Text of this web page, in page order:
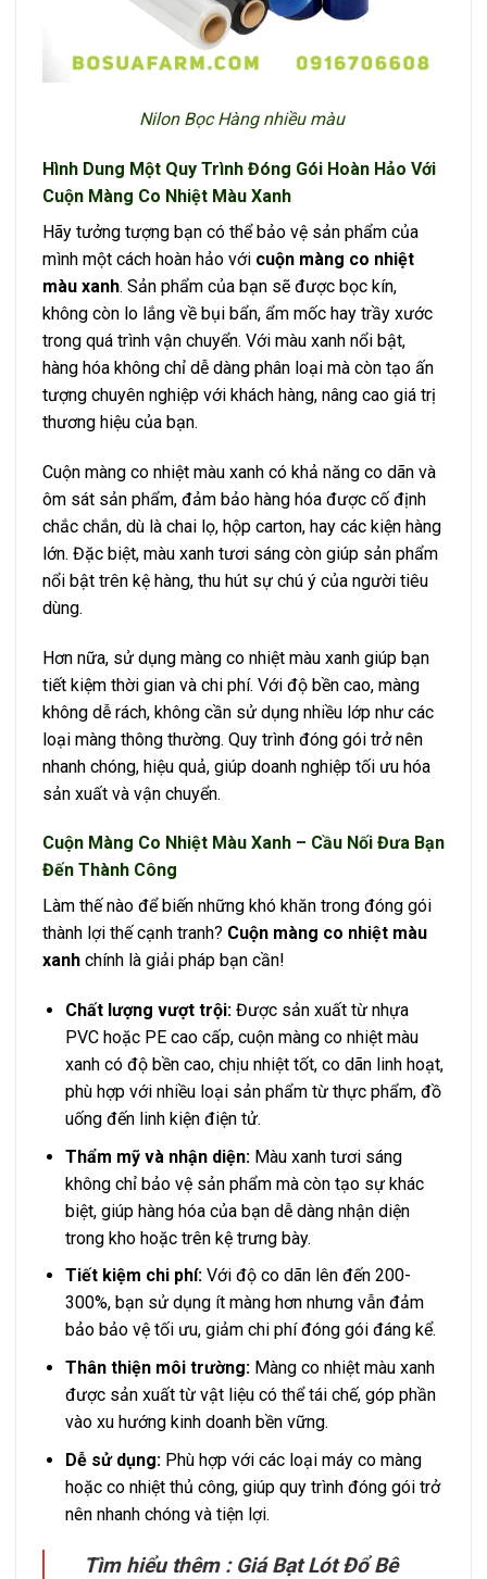
Nilon Bọc Hàng nhiều màu
Hình Dung Một Quy Trình Đóng Gói Hoàn Hảo Với
Cuộn Màng Co Nhiệt Màu Xanh
Hãy tưởng tượng bạn có thể bảo vệ sản phẩm của
mình một cách hoàn hảo với cuộn màng co nhiệt
màu xanh. Sản phẩm của bạn sẽ được bọc kín,
không còn lo lắng về bụi bẩn, ẩm mốc hay trầy xước
trong quá trình vận chuyển. Với màu xanh nổi bật,
hàng hóa không chỉ dễ dàng phân loại mà còn tạo ấn
tượng chuyên nghiệp với khách hàng, nâng cao giá trị
thương hiệu của bạn.
Cuộn màng co nhiệt màu xanh có khả năng co dãn và
ôm sát sản phẩm, đảm bảo hàng hóa được cố định
chắc chắn, dù là chai lọ, hộp carton, hay các kiện hàng
lớn. Đặc biệt, màu xanh tươi sáng còn giúp sản phẩm
nổi bật trên kệ hàng, thu hút sự chú ý của người tiêu
dùng.
Hơn nữa, sử dụng màng co nhiệt màu xanh giúp bạn
tiết kiệm thời gian và chi phí. Với độ bền cao, màng
không dễ rách, không cần sử dụng nhiều lớp như các
loại màng thông thường. Quy trình đóng gói trở nên
nhanh chóng, hiệu quả, giúp doanh nghiệp tối ưu hóa
sản xuất và vận chuyển.
Cuộn Màng Co Nhiệt Màu Xanh – Cầu Nối Đưa Bạn
Đến Thành Công
Làm thế nào để biến những khó khăn trong đóng gói
thành lợi thế cạnh tranh? Cuộn màng co nhiệt màu
xanh chính là giải pháp bạn cần!
Chất lượng vượt trội:Được sản xuất từ nhựa
PVC hoặc PE cao cấp, cuộn màng co nhiệt màu
xanh có độ bền cao, chịu nhiệt tốt, co dãn linh hoạt,
phù hợp với nhiều loại sản phẩm từ thực phẩm, đồ
uống đến linh kiện điện tử.
Thẩm mỹ và nhận diện:Màu xanh tươi sáng
không chỉ bảo vệ sản phẩm mà còn tạo sự khác
biệt, giúp hàng hóa của bạn dễ dàng nhận diện
trong kho hoặc trên kệ trưng bày.
Tiết kiệm chi phí:Với độ co dãn lên đến 200-
300%, bạn sử dụng ít màng hơn nhưng vẫn đảm
bảo bảo vệ tối ưu, giảm chi phí đóng gói đáng kể.
Thân thiện môi trường:Màng co nhiệt màu xanh
được sản xuất từ vật liệu có thể tái chế, góp phần
vào xu hướng kinh doanh bền vững.
Dễ sử dụng:Phù hợp với các loại máy co màng
hoặc co nhiệt thủ công, giúp quy trình đóng gói trở
nên nhanh chóng và tiện lợi.
Tìm hiểu thêm : Giá Bạt Lót Đổ Bê